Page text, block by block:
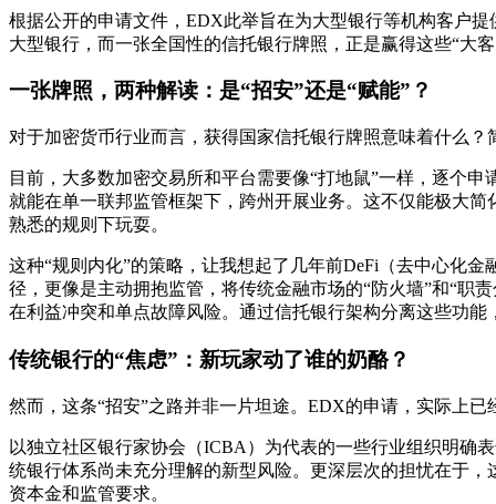
根据公开的申请文件，EDX此举旨在为大型银行等机构客户
大型银行，而一张全国性的信托银行牌照，正是赢得这些“大
一张牌照，两种解读：是“招安”还是“赋能”？
对于加密货币行业而言，获得国家信托银行牌照意味着什么
目前，大多数加密交易所和平台需要像“打地鼠”一样，逐个
就能在单一联邦监管框架下，跨州开展业务。这不仅能极大
熟悉的规则下玩耍。
这种“规则内化”的策略，让我想起了几年前DeFi（去中心化
径，更像是主动拥抱监管，将传统金融市场的“防火墙”和“职
在利益冲突和单点故障风险。通过信托银行架构分离这些功
传统银行的“焦虑”：新玩家动了谁的奶酪？
然而，这条“招安”之路并非一片坦途。EDX的申请，实际上
以独立社区银行家协会（ICBA）为代表的一些行业组织明确
统银行体系尚未充分理解的新型风险。更深层次的担忧在于
资本金和监管要求。